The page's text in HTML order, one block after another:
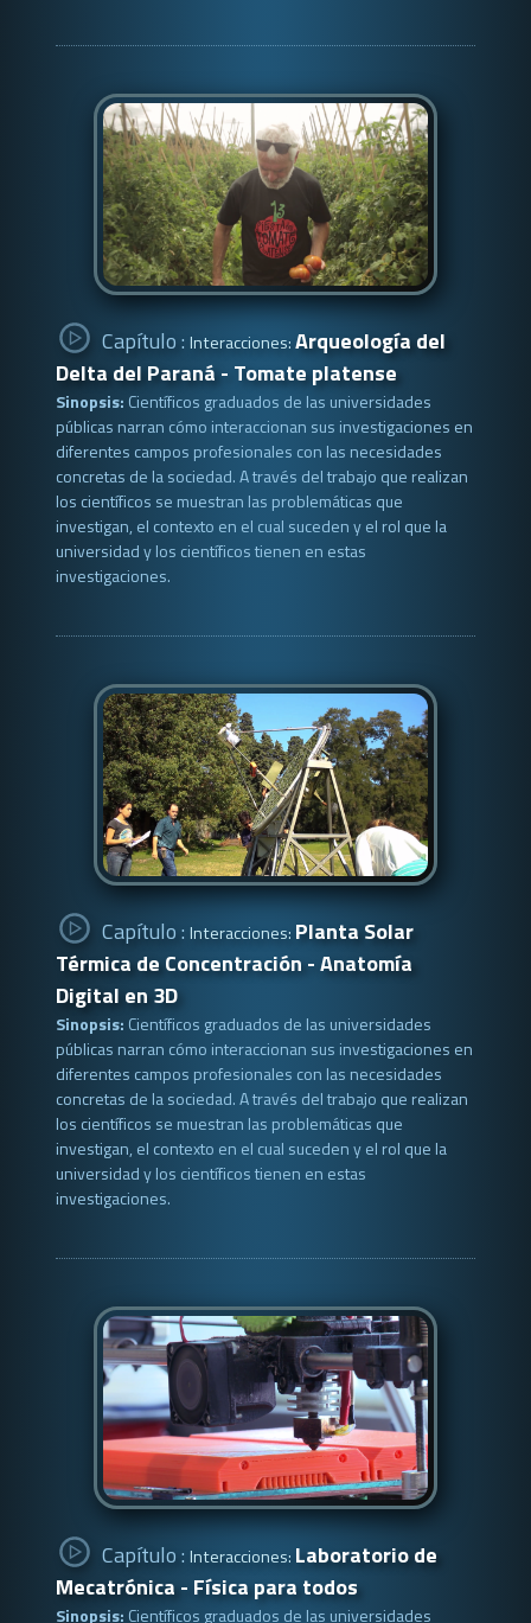
Capítulo : Interacciones:Arqueología del
Delta del Paraná - Tomate platense
Sinopsis: Científicos graduados de las universidades
públicas narran cómo interaccionan sus investigaciones en
diferentes campos profesionales con las necesidades
concretas de la sociedad. A través del trabajo que realizan
los científicos se muestran las problemáticas que
investigan, el contexto en el cual suceden y el rol que la
universidad y los científicos tienen en estas
investigaciones.
Capítulo : Interacciones: Planta Solar
Térmica de Concentración - Anatomía
Digital en 3D
Sinopsis: Científicos graduados de las universidades
públicas narran cómo interaccionan sus investigaciones en
diferentes campos profesionales con las necesidades
concretas de la sociedad. A través del trabajo que realizan
los científicos se muestran las problemáticas que
investigan, el contexto en el cual suceden y el rol que la
universidad y los científicos tienen en estas
investigaciones.
Capítulo : Interacciones: Laboratorio de
Mecatrónica - Física para todos
Sinopsis: Científicos graduados de las universidades